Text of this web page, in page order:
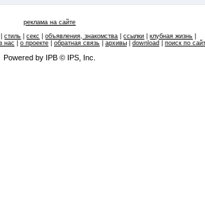
реклама на сайте
|стиль |секс |объявления, знакомства |ссылки |клубная жизнь
нас о проекте| обратная связь| архивы| download поиск по
Powered by IPB © IPS, Inc.